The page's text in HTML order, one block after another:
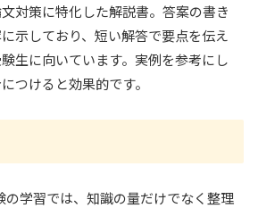
対策に特化した解説書。答案の書き
示しており、短い解答で要点を伝え
生に向いています。実例を参考にし
つけると効果的です。
の学習では、知識の量だけでなく整理